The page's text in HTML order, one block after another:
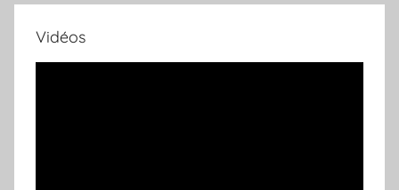
Vidéos